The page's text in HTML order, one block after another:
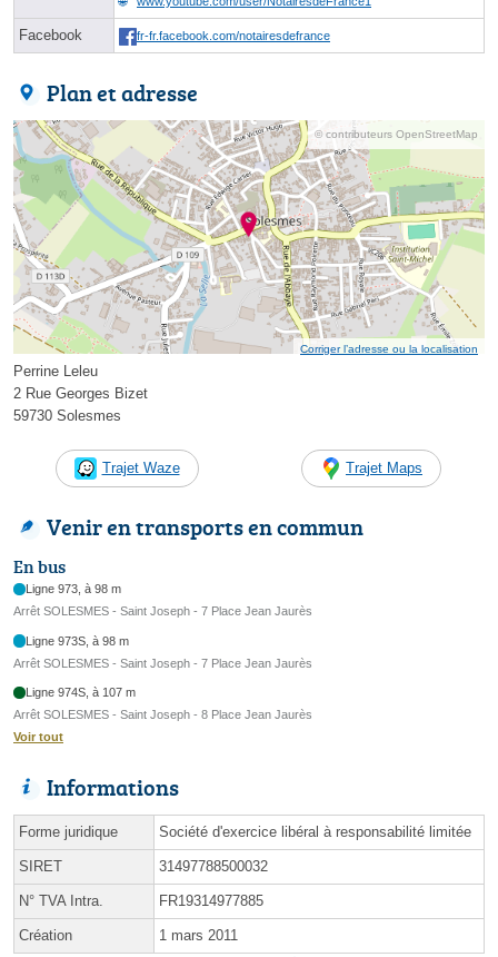
Facebook fr-fr.facebook.com/notairesdefrance
Plan et adresse
© contributeurs OpenStreetMap
Corriger l’adresse ou la localisation
Perrine Leleu
2 Rue Georges Bizet
59730 Solesmes
Trajet Waze Trajet Maps
Venir en transports en commun
En bus
Ligne 973, à 98 m
Arrêt SOLESMES - Saint Joseph - 7 Place Jean Jaurès
Ligne 973S, à 98 m
Arrêt SOLESMES - Saint Joseph - 7 Place Jean Jaurès
Ligne 974S, à 107 m
Arrêt SOLESMES - Saint Joseph - 8 Place Jean Jaurès
Voir tout
Informations
Forme juridique Société d'exercice libéral à responsabilité limitée
SIRET 31497788500032
N° TVA Intra. FR19314977885
Création 1 mars 2011